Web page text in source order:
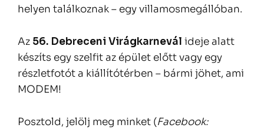
helyen találkoznak – egy villamosmegállóban.
Az 56. Debreceni Virágkarnevál ideje alatt
készíts egy szelfit az épület előtt vagy egy
részletfotót a kiállítótérben – bármi jöhet, ami
MODEM!
Posztold, jelölj meg minket (Facebook: